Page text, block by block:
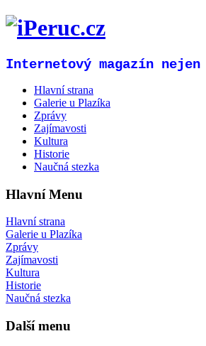
Internetový magazín
Hlavní strana
Galerie u Plazíka
Zprávy
Zajímavosti
Kultura
Historie
Naučná stezka
Hlavní Menu
Hlavní strana
Galerie u Plazíka
Zprávy
Zajímavosti
Kultura
Historie
Naučná stezka
Další menu